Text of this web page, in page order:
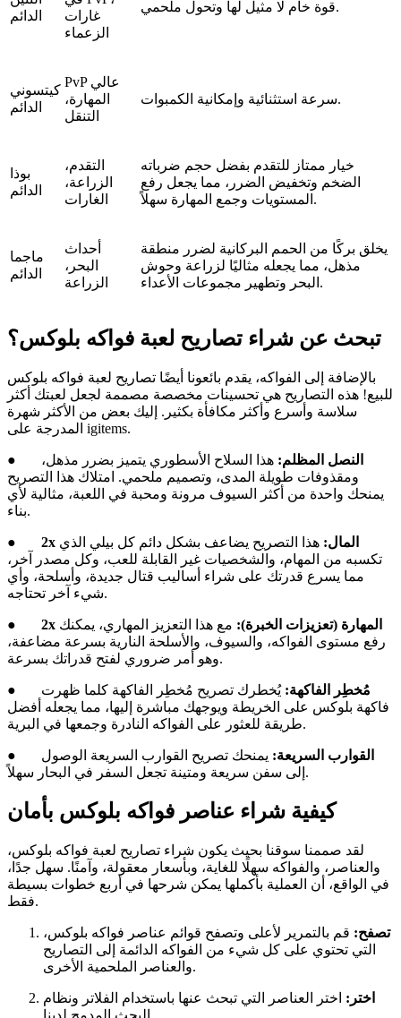
الدائم
غارات
الزعماء
قوة خام لا مثيل لها وتحول ملحمي.
كيتسوني
الدائم
PvP عالي
المهارة،
التنقل
سرعة استثنائية وإمكانية الكمبوات.
بوذا
الدائم
التقدم،
الزراعة،
الغارات
خيار ممتاز للتقدم بفضل حجم ضرباته
الضخم وتخفيض الضرر، مما يجعل رفع
المستويات وجمع المهارة سهلاً.
ماجما
الدائم
أحداث
البحر،
الزراعة
يخلق بركًا من الحمم البركانية لضرر منطقة
مذهل، مما يجعله مثاليًا لزراعة وحوش
البحر وتطهير مجموعات الأعداء.
تبحث عن شراء تصاريح لعبة فواكه بلوكس؟
بالإضافة إلى الفواكه، يقدم بائعونا أيضًا تصاريح لعبة فواكه بلوكس
للبيع! هذه التصاريح هي تحسينات مخصصة مصممة لجعل لعبتك أكثر
سلاسة وأسرع وأكثر مكافأة بكثير. إليك بعض من الأكثر شهرة
المدرجة على igitems.
● النصل المظلم: هذا السلاح الأسطوري يتميز بضرر مذهل،
ومقذوفات طويلة المدى، وتصميم ملحمي. امتلاك هذا التصريح
يمنحك واحدة من أكثر السيوف مرونة ومحبة في اللعبة، مثالية لأي
بناء.
● 2x المال: هذا التصريح يضاعف بشكل دائم كل بيلي الذي
تكسبه من المهام، والشخصيات غير القابلة للعب، وكل مصدر آخر،
مما يسرع قدرتك على شراء أساليب قتال جديدة، وأسلحة، وأي
شيء آخر تحتاجه.
● 2x المهارة (تعزيزات الخبرة): مع هذا التعزيز المهاري، يمكنك
رفع مستوى الفواكه، والسيوف، والأسلحة النارية بسرعة مضاعفة،
وهو أمر ضروري لفتح قدراتك بسرعة.
● مُخطِر الفاكهة: يُخطرك تصريح مُخطِر الفاكهة كلما ظهرت
فاكهة بلوكس على الخريطة ويوجهك مباشرة إليها، مما يجعله أفضل
طريقة للعثور على الفواكه النادرة وجمعها في البرية.
● القوارب السريعة: يمنحك تصريح القوارب السريعة الوصول
إلى سفن سريعة ومتينة تجعل السفر في البحار سهلاً.
كيفية شراء عناصر فواكه بلوكس بأمان
لقد صممنا سوقنا بحيث يكون شراء تصاريح لعبة فواكه بلوكس،
والعناصر، والفواكه سهلًا للغاية، وبأسعار معقولة، وآمنًا. سهل جدًا،
في الواقع، أن العملية بأكملها يمكن شرحها في أربع خطوات بسيطة
فقط.
تصفح: قم بالتمرير لأعلى وتصفح قوائم عناصر فواكه بلوكس،
التي تحتوي على كل شيء من الفواكه الدائمة إلى التصاريح
والعناصر الملحمية الأخرى.
اختر: اختر العناصر التي تبحث عنها باستخدام الفلاتر ونظام